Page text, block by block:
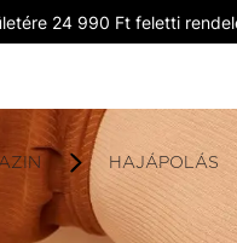
24 990 Ft feletti
HAJÁPOLÁS